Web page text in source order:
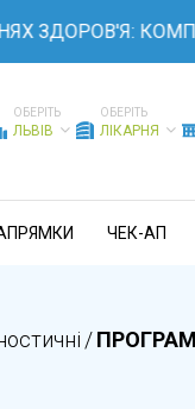
ЗДОРОВ'Я:
ОБЕРІТЬ
ЛЬВІВ
ОБЕРІТЬ
ЛІКАРНЯ
ЧЕК-АП
/